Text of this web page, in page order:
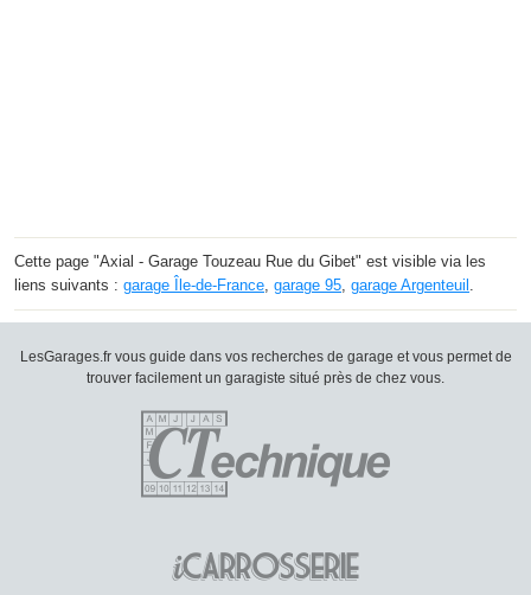
Cette page "Axial - Garage Touzeau Rue du Gibet" est visible via les
liens suivants : garage Île-de-France, garage 95, garage Argenteuil .
LesGarages.fr vous guide dans vos recherches de garage et vous permet de
trouver facilement un garagiste situé près de chez vous.